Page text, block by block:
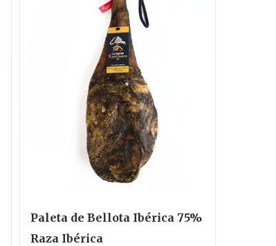
Paleta de Bellota Ibérica 75%
Raza Ibérica